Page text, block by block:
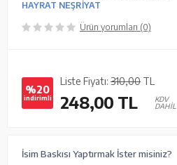
HAYRAT NEŞRİYAT
Ürün yorumları (0)
%20
indirimli
Liste Fiyatı: 310,00 TL
248,00 TL
KDV
DAHİL
İsim Baskısı Yaptırmak İster misiniz?